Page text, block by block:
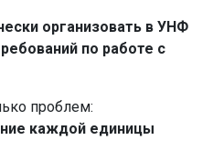
организовать в УНФ
по работе с
проблем:
каждой единицы